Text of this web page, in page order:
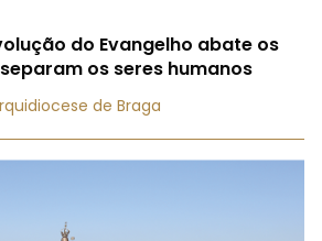
do Evangelho abate os
os seres humanos
de Braga